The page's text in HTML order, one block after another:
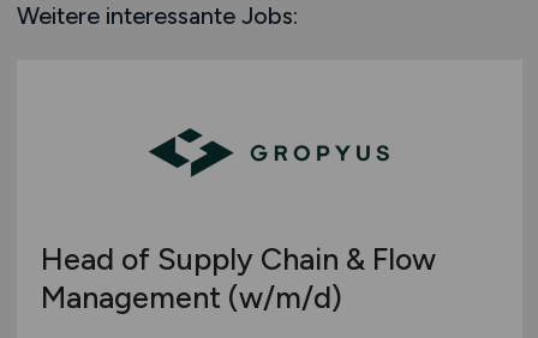
Schweiz
Weitere interessante Jobs:
Head of Supply Chain & Flow
Management (w/m/d)